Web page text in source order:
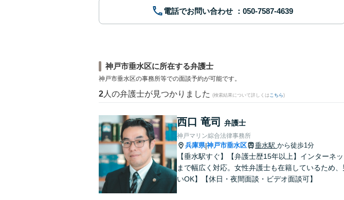
電話でお問い合わせ
神戸市垂水区に所在する弁護士
神戸市垂水区の事務所等での面談予約が可能です。
2 人の弁護士が見つかりました (検索結果について詳しくは こちら)
西口 竜司 弁護士
神戸マリン綜合法律事務所
兵庫県|神戸市垂水区 垂水駅 から徒歩1分
【垂水駅すぐ】【弁護士歴15年以上】インターネ
まで幅広く対応。女性弁護士も在籍しているため
いOK】【休日・夜間面談・ビデオ面談可】